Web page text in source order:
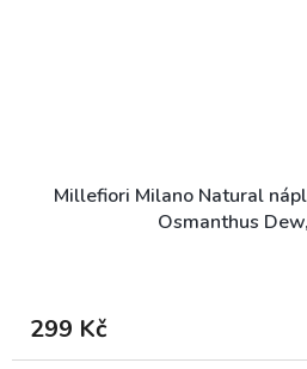
Millefiori Milano Natural
Osmanthus
299 Kč